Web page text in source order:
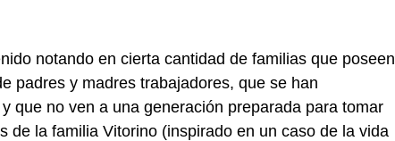
notando en cierta cantidad de familias que poseen
padres y madres trabajadores, que se han
que no ven a una generación preparada para tomar
de la familia Vitorino (inspirado en un caso de la vida